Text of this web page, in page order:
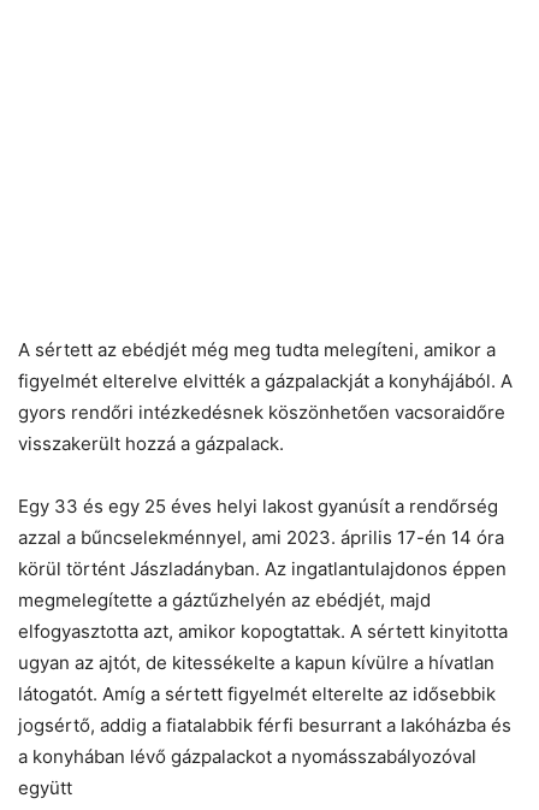
A sértett az ebédjét még meg tudta melegíteni, amikor a
figyelmét elterelve elvitték a gázpalackját a konyhájából. A
gyors rendőri intézkedésnek köszönhetően vacsoraidőre
visszakerült hozzá a gázpalack.
Egy 33 és egy 25 éves helyi lakost gyanúsít a rendőrség
azzal a bűncselekménnyel, ami 2023. április 17-én 14 óra
körül történt Jászladányban. Az ingatlantulajdonos éppen
megmelegítette a gáztűzhelyén az ebédjét, majd
elfogyasztotta azt, amikor kopogtattak. A sértett kinyitotta
ugyan az ajtót, de kitessékelte a kapun kívülre a hívatlan
látogatót. Amíg a sértett figyelmét elterelte az idősebbik
jogsértő, addig a fiatalabbik férfi besurrant a lakóházba és
a konyhában lévő gázpalackot a nyomásszabályozóval
együtt